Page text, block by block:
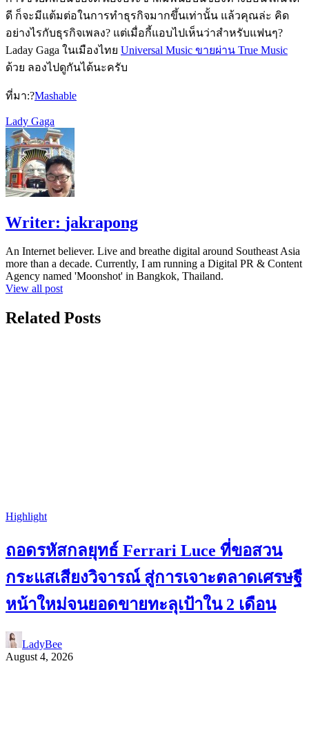
ดี ก็จะมีแต้มต่อในการทำธุรกิจมากขึ้นเท่านั้น แล้วคุณล่ะ คิด
อย่างไรกับธุรกิจเพลง? แต่เมื่อกี้แอบไปเห็นว่าสำหรับแฟนๆ?
Laday Gaga ในเมืองไทย Universal Music ขายผ่าน True Music
ด้วย ลองไปดูกันได้นะครับ
ที่มา:?Mashable
Lady Gaga
Writer: jakrapong
An Internet believer. Live and breathe digital around Southeast Asia
more than a decade. Currently, I am running a Digital PR & Content
Agency named 'Moonshot' in Bangkok, Thailand.
View all post
Related Posts
Highlight
ถอดรหัสกลยุทธ์ Ferrari Luce ที่ขอสวน
กระแสเสียงวิจารณ์ สู่การเจาะตลาดเศรษฐี
หน้าใหม่จนยอดขายทะลุเป้าใน 2 เดือน
LadyBee
August 4, 2026